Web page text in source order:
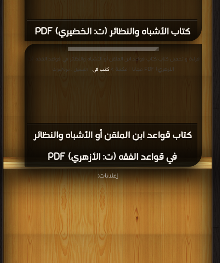
كتاب الأشباه والنظائر (ت: الخضيري) PDF
كتاب قواعد ابن الملقن أو الأشباه والنظائر
في قواعد الفقه (ت: الأزهري) PDF
قراءة و تحميل كتاب كتاب قواعد ابن الملقن أو الأشباه والنظائر في قواعد الفقه (ت:
الأزهري) PDF مجانا | مكتبة >
كتب في | التحميل : مرة/مرات
إعلانات: